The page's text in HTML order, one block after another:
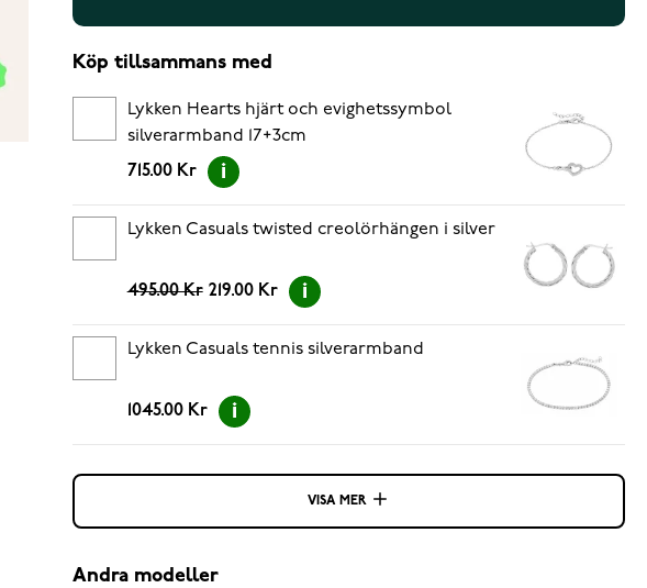
Köp tillsammans med
Lykken Hearts hjärt och evighetssymbol
silverarmband 17+3cm
715.00 Kr
Lykken Casuals twisted creolörhängen i silver
495.00 Kr 219.00 Kr
Lykken Casuals tennis silverarmband
1045.00 Kr
VISA MER
Andra modeller